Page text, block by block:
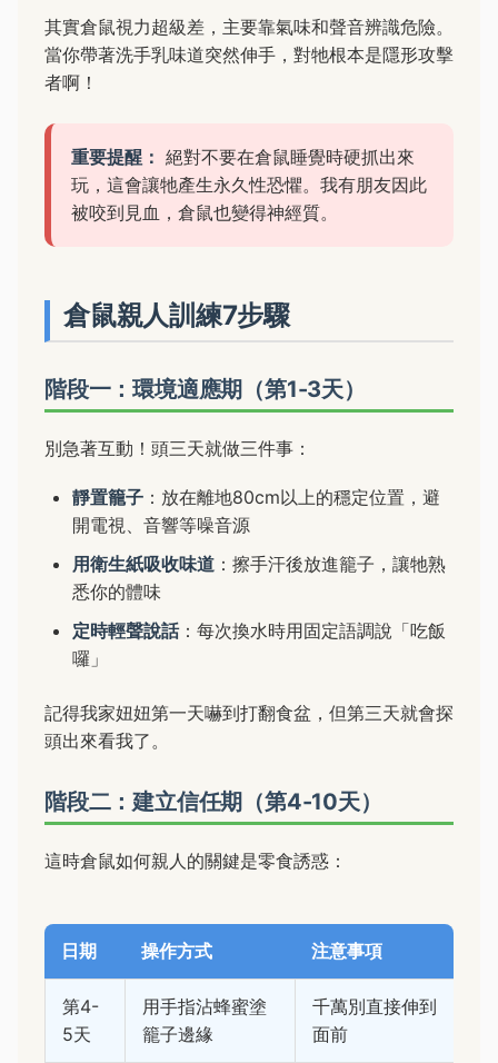
其實倉鼠視力超級差，主要靠氣味和聲音辨識危險。
當你帶著洗手乳味道突然伸手，對牠根本是隱形攻擊
者啊！
重要提醒： 絕對不要在倉鼠睡覺時硬抓出來
玩，這會讓牠產生永久性恐懼。我有朋友因此
被咬到見血，倉鼠也變得神經質。
倉鼠親人訓練7步驟
階段一：環境適應期（第1-3天）
別急著互動！頭三天就做三件事：
靜置籠子 ：放在離地80cm以上的穩定位置，避
開電視、音響等噪音源
用衛生紙吸收味道 ：擦手汗後放進籠子，讓牠熟
悉你的體味
定時輕聲說話：每次換水時用固定語調說「吃飯
囉」
記得我家妞妞第一天嚇到打翻食盆，但第三天就會探
頭出來看我了。
階段二：建立信任期（第4-10天）
這時倉鼠如何親人的關鍵是零食誘惑：
日期 操作方式 注意事項
第4-
5天
用手指沾蜂蜜塗
籠子邊緣
千萬別直接伸到
面前